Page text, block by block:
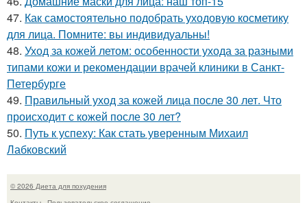
47. Как самостоятельно подобрать уходовую косметику
для лица. Помните: вы индивидуальны!
48. Уход за кожей летом: особенности ухода за разными
типами кожи и рекомендации врачей клиники в Санкт-
Петербурге
49. Правильный уход за кожей лица после 30 лет. Что
происходит с кожей после 30 лет?
50. Путь к успеху: Как стать уверенным Михаил
Лабковский
© 2026 Диета для похудения